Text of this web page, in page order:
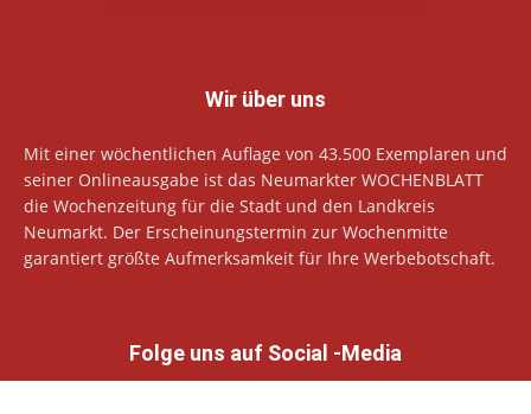
Wir über uns
Mit einer wöchentlichen Auflage von 43.500 Exemplaren und
seiner Onlineausgabe ist das Neumarkter WOCHENBLATT
die Wochenzeitung für die Stadt und den Landkreis
Neumarkt. Der Erscheinungstermin zur Wochenmitte
garantiert größte Aufmerksamkeit für Ihre Werbebotschaft.
Folge uns auf Social -Media